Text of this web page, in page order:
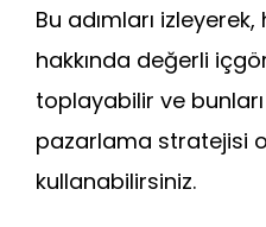
Bu adımları
hakkında değerli
toplayabilir ve
pazarlama stratejisi
kullanabilirsiniz.